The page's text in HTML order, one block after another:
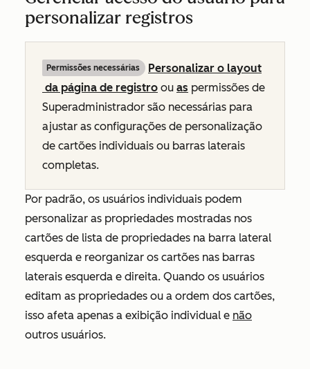
personalizar registros
Permissões necessárias
Personalizar o layout
da página de registro ou as permissões de
Superadministrador são necessárias para
ajustar as configurações de personalização
de cartões individuais ou barras laterais
completas.
Por padrão, os usuários individuais podem
personalizar as propriedades mostradas nos
cartões de lista de propriedades na barra lateral
esquerda e reorganizar os cartões nas barras
laterais esquerda e direita. Quando os usuários
editam as propriedades ou a ordem dos cartões,
isso afeta apenas a exibição individual e não
outros usuários.